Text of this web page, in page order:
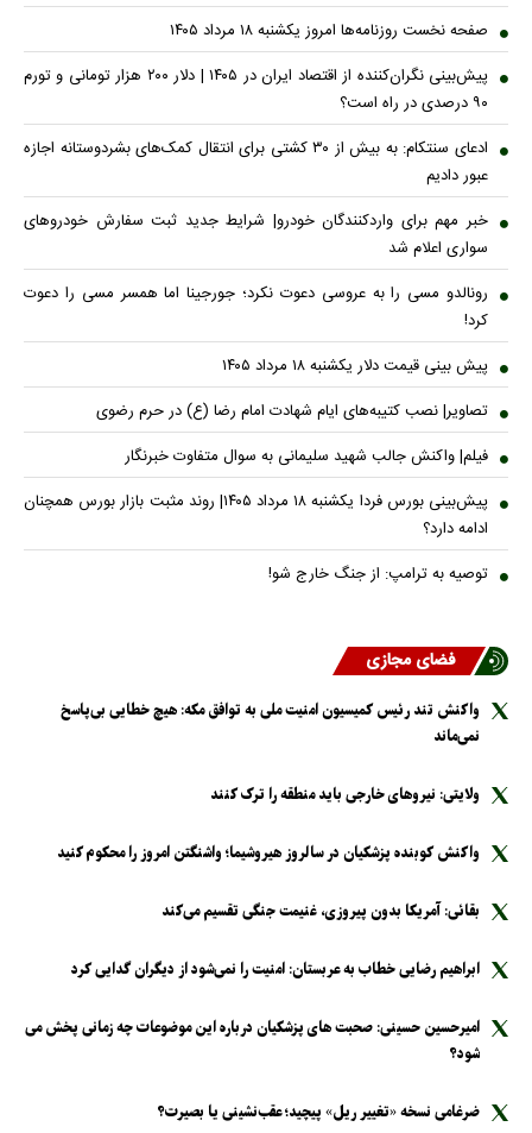
صفحه نخست روزنامه‌ها امروز یکشنبه ۱۸ مرداد ۱۴۰۵
پیش‌بینی نگران‌کننده از اقتصاد ایران در ۱۴۰۵ | دلار ۲۰۰ هزار تومانی و تورم
۹۰ درصدی در راه است؟
ادعای سنتکام: به بیش از ۳۰ کشتی برای انتقال کمک‌های بشردوستانه اجازه
عبور دادیم
خبر مهم برای واردکنندگان خودرو| شرایط جدید ثبت سفارش خودروهای
سواری اعلام شد
رونالدو مسی را به عروسی دعوت نکرد؛ جورجینا اما همسر مسی را دعوت
کرد!
پیش ‌بینی قیمت دلار یکشنبه ۱۸ مرداد ۱۴۰۵
تصاویر| نصب کتیبه‌های ایام شهادت امام رضا (ع) در حرم رضوی
فیلم| واکنش جالب شهید سلیمانی به سوال متفاوت خبرنگار
پیش‌بینی بورس فردا یکشنبه ۱۸ مرداد ۱۴۰۵| روند مثبت بازار بورس همچنان
ادامه دارد؟
توصیه به ترامپ: از جنگ خارج شو!
فضای مجازی
واکنش تند رئیس کمیسیون امنیت ملی به توافق مکه: هیچ خطایی بی‌پاسخ
نمی‌ماند
ولایتی: نیرو‌های خارجی باید منطقه را ترک کنند
واکنش کوبنده پزشکیان در سالروز هیروشیما؛ واشنگتن امروز را محکوم کنید
بقائی: آمریکا بدون پیروزی، غنیمت جنگی تقسیم می‌کند
ابراهیم رضایی خطاب به عربستان: امنیت را نمی‌شود از دیگران گدایی کرد
امیرحسین حسینی: صحبت های پزشکیان درباره این موضوعات چه زمانی پخش می
شود؟
ضرغامی نسخه «تغییر ریل» پیچید؛ عقب‌نشینی یا بصیرت؟